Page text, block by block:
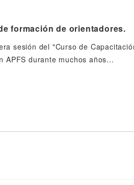
formación de orientadores.
sesión del "Curso de
APFS durante muchos años…